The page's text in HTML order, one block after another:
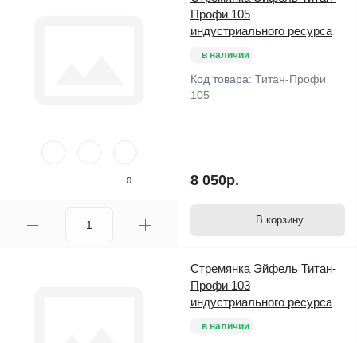
0
Профи 105
индустриального ресурса
в наличии
Код товара: Титан-Профи
105
8 050р.
В корзину
Стремянка Эйфель Титан-
Профи 103
индустриального ресурса
в наличии